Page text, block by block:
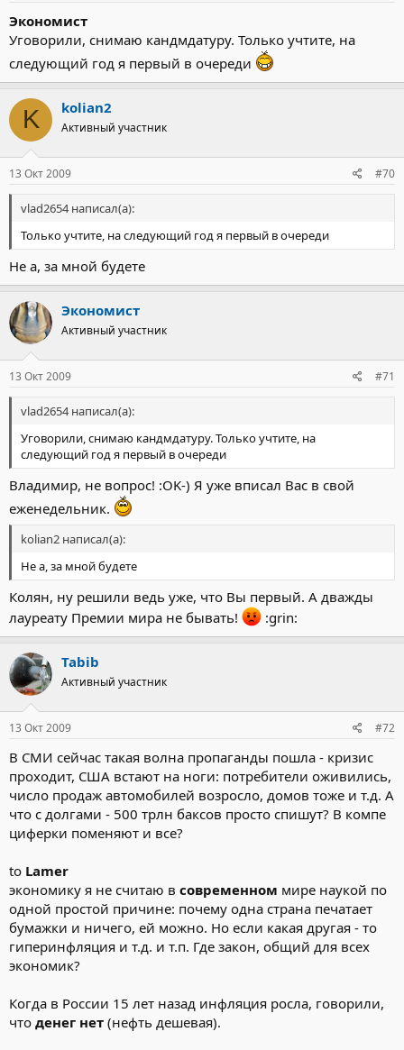
Экономист
Уговорили, снимаю кандмдатуру. Только учтите, на
следующий год я первый в очереди
K kolian2
Активный участник
13 Окт 2009 #70
vlad2654 написал(а):
Только учтите, на следующий год я первый в очереди
Не а, за мной будете
Экономист
Активный участник
13 Окт 2009 #71
vlad2654 написал(а):
Уговорили, снимаю кандмдатуру. Только учтите, на
следующий год я первый в очереди
Владимир, не вопрос! :OK-) Я уже вписал Вас в свой
еженедельник.
kolian2 написал(а):
Не а, за мной будете
Колян, ну решили ведь уже, что Вы первый. А дважды
лауреату Премии мира не бывать!
:grin:
Tabib
Активный участник
13 Окт 2009 #72
В СМИ сейчас такая волна пропаганды пошла - кризис
проходит, США встают на ноги: потребители оживились,
число продаж автомобилей возросло, домов тоже и т.д. А
что с долгами - 500 трлн баксов просто спишут? В компе
циферки поменяют и все?
to Lamer
экономику я не считаю в современном мире наукой по
одной простой причине: почему одна страна печатает
бумажки и ничего, ей можно. Но если какая другая - то
гиперинфляция и т.д. и т.п. Где закон, общий для всех
экономик?
Когда в России 15 лет назад инфляция росла, говорили,
что денег нет (нефть дешевая).